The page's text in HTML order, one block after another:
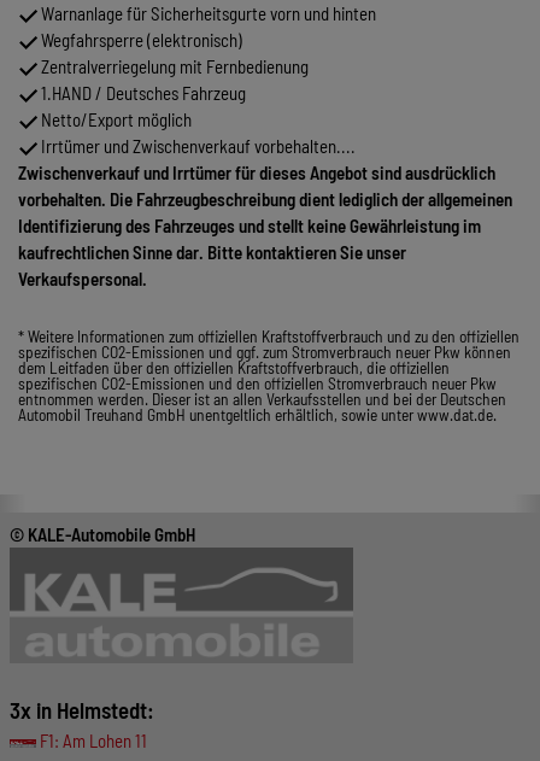
Warnanlage für Sicherheitsgurte vorn und hinten
Wegfahrsperre (elektronisch)
Zentralverriegelung mit Fernbedienung
1.HAND / Deutsches Fahrzeug
Netto/Export möglich
Irrtümer und Zwischenverkauf vorbehalten....
Zwischenverkauf und Irrtümer für dieses Angebot sind ausdrücklich
vorbehalten. Die Fahrzeugbeschreibung dient lediglich der allgemeinen
Identifizierung des Fahrzeuges und stellt keine Gewährleistung im
kaufrechtlichen Sinne dar. Bitte kontaktieren Sie unser
Verkaufspersonal.
* Weitere Informationen zum offiziellen Kraftstoffverbrauch und zu den offiziellen
spezifischen CO2-Emissionen und ggf. zum Stromverbrauch neuer Pkw können
dem Leitfaden über den offiziellen Kraftstoffverbrauch, die offiziellen
spezifischen CO2-Emissionen und den offiziellen Stromverbrauch neuer Pkw
entnommen werden. Dieser ist an allen Verkaufsstellen und bei der Deutschen
Automobil Treuhand GmbH unentgeltlich erhältlich, sowie unter www.dat.de.
© KALE-Automobile GmbH
3x in Helmstedt:
F1: Am Lohen 11